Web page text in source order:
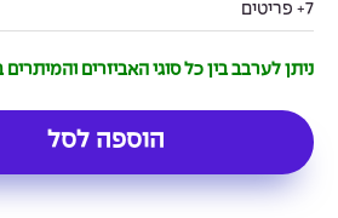
7+ פריטים
ניתן לערבב בין כל סוגי האביזרים
הוספה לסל